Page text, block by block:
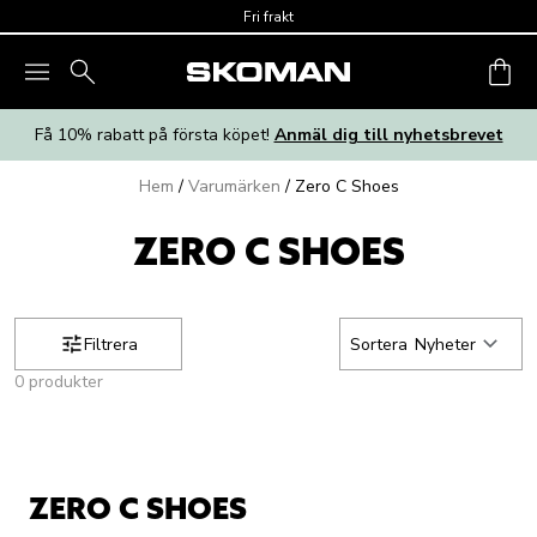
Fri frakt
Få 10% rabatt på första köpet! Anmäl dig till nyhetsbrevet
Hem / Varumärken / Zero C Shoes
ZERO C SHOES
Filtrera Sortera Nyheter
0 produkter
ZERO C SHOES